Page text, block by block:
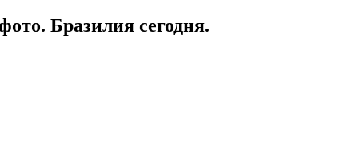
Бразилия сегодня.